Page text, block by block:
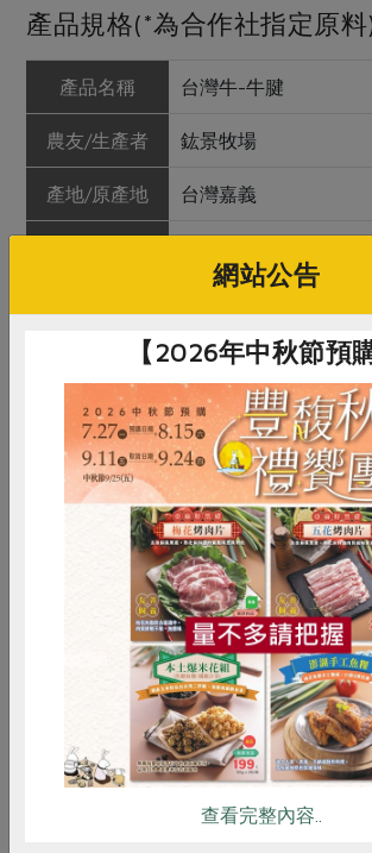
產品規格(*為合作社指定原料
產品名稱 台灣牛-牛腱
農友/生產者 鈜景牧場
產地/原產地 台灣嘉義
冷凍未開封可保存1年
產品說明
1. 台灣本土飼養，餵飼
殘留的青稞玉米、狼尾
豆、豆渣及空白飼料
打瘦肉精、生長激素與
安心！ 3. 人道屠宰
牛腱適合燉滷、燉湯
注意事項
開封後請盡速利用完畢
用盡，請密封冷凍保存
你可能有興趣的產品
RPET 食譜 減
雞蛋 食安 共同購買
網站公告
【2026年中秋節預購
查看完整內容..